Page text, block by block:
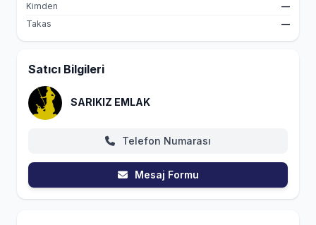
Kimden
—
Takas
—
Satıcı Bilgileri
SARIKIZ EMLAK
Telefon Numarası
Mesaj Formu